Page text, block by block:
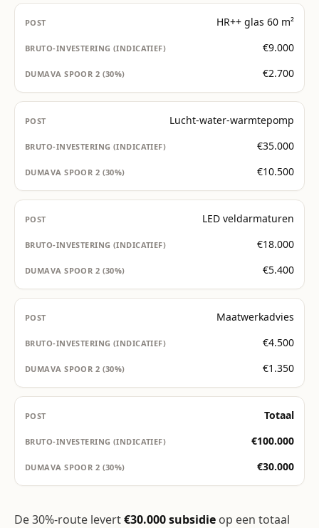
HR++ glas 60 m²
€9.000
€2.700
Lucht-water-warmtepomp
€35.000
€10.500
LED veldarmaturen
€18.000
€5.400
Maatwerkadvies
€4.500
€1.350
Totaal
€100.000
€30.000
De 30%-route levert€30.000 subsidie op een totaal